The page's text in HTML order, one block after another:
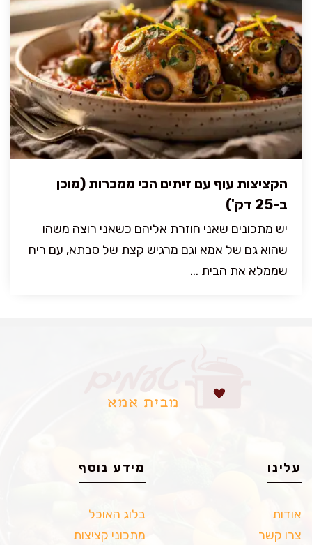
הקציצות עוף עם זיתים הכי ממכרות (מוכן
ב-25 דק')
יש מתכונים שאני חוזרת אליהם כשאני רוצה משהו
שהוא גם של אמא וגם מרגיש קצת של סבתא, עם ריח
שממלא את הבית ...
עלינו
אודות
צרו קשר
מידע נוסף
בלוג האוכל
מתכוני קציצות